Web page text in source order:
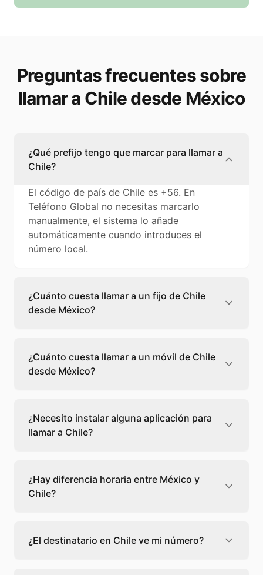
Preguntas frecuentes sobre
llamar a Chile desde México
¿Qué prefijo tengo que marcar para llamar a
Chile?
El código de país de Chile es +56. En
Teléfono Global no necesitas marcarlo
manualmente, el sistema lo añade
automáticamente cuando introduces el
número local.
¿Cuánto cuesta llamar a un fijo de Chile
desde México?
0,08 €/min con Teléfono Global. Verás el
precio exacto antes de marcar para que
sepas qué vas a gastar.
¿Cuánto cuesta llamar a un móvil de Chile
desde México?
cuesta 0,12 €/min con Teléfono Global. Pagas
solo los minutos que hablas, sin cuotas ni
permanencia.
¿Necesito instalar alguna aplicación para
llamar a Chile?
desde tu navegador web. Solo necesitas una
conexión a internet y podrás llamar
directamente a Chile.
¿Hay diferencia horaria entre México y
Chile?
escoge el mejor momento
llamar a a Chile.
¿El destinatario en Chile ve mi número?